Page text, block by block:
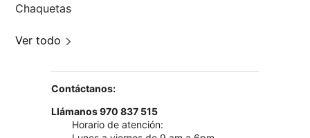
Chaquetas
Ver todo
Contáctanos:
Llámanos 970 837 515
Horario de atención: